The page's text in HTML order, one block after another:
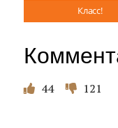
Класс!
44 121